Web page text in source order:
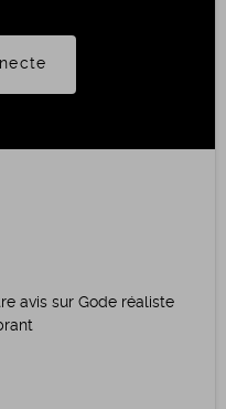
avis sur Gode réaliste